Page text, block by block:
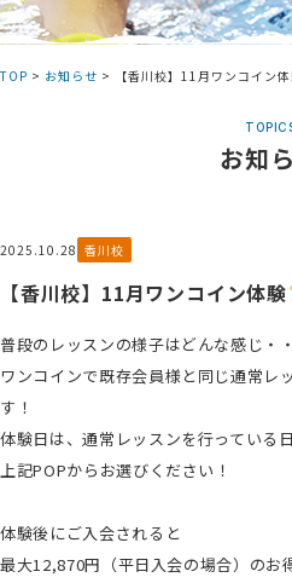
TOP > お知らせ > 【香川校】11月ワンコイン
お知
2025.10.28 香川校
【香川校】11月ワンコイン体験
普段のレッスンの様子はどんな感じ・
ワンコインで既存会員様と同じ通常レ
す！
体験日は、通常レッスンを行っている
上記POPからお選びください！
体験後にご入会されると
最大12,870円（平日入会の場合）のお